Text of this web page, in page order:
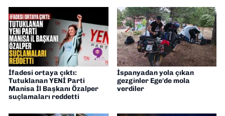
İfadesi ortaya çıktı:
Tutuklanan YENİ Parti
Manisa İl Başkanı Özalper
suçlamaları reddetti
İspanyadan yola çıkan
gezginler Ege'de mola
verdiler